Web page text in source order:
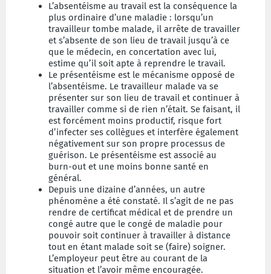
L’absentéisme au travail est la conséquence la
plus ordinaire d’une maladie : lorsqu’un
travailleur tombe malade, il arrête de travailler
et s’absente de son lieu de travail jusqu’à ce
que le médecin, en concertation avec lui,
estime qu’il soit apte à reprendre le travail.
Le présentéisme est le mécanisme opposé de
l’absentéisme. Le travailleur malade va se
présenter sur son lieu de travail et continuer à
travailler comme si de rien n’était. Se faisant, il
est forcément moins productif, risque fort
d’infecter ses collègues et interfère également
négativement sur son propre processus de
guérison. Le présentéisme est associé au
burn-out et une moins bonne santé en
général.
Depuis une dizaine d’années, un autre
phénomène a été constaté. Il s’agit de ne pas
rendre de certificat médical et de prendre un
congé autre que le congé de maladie pour
pouvoir soit continuer à travailler à distance
tout en étant malade soit se (faire) soigner.
L’employeur peut être au courant de la
situation et l’avoir même encouragée.